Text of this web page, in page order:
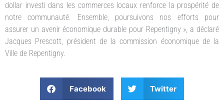
dollar investi dans les commerces locaux renforce la prospérité de
notre communauté. Ensemble, poursuivons nos efforts pour
assurer un avenir économique durable pour Repentigny », a déclaré
Jacques Prescott, président de la commission économique de la
Ville de Repentigny.
Facebook Twitter